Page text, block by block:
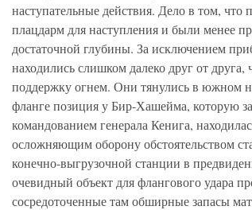
наступательные действия. Дело в том,
плацдарм для наступления и были менее
достаточной глубины. За исключением
находились слишком далеко друг от
поддержку огнем. Они тянулись в южном
фланге позиция у Бир-Хашейма, которую
командованием генерала Кенига,
осложняющим оборону обстоятельством
конечно-выгрузочной станции в
очевидный объект для флангового удара
сосредоточенные там обширные запасы